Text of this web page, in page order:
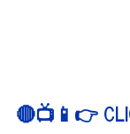
🔴📺📱👉